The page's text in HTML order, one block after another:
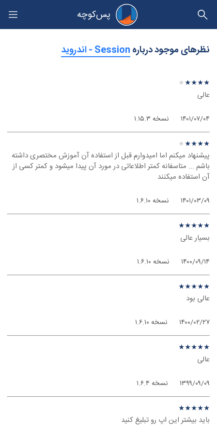
پس‌کوچه
حریم خصوصی
نظرهای موجود درباره‫Session - اندروید
نظر درباره ‫Session - اندروید
★★★★★
★
★
★
★
★
عالی
۱۴۰۱/۰۷/۰۴ نسخه ۱.۱۵.۳
نظر درباره ‫Session - اندروید
★★★★★
★
★
★
★
★
پیشنهاد میکنم اما امیدوارم قبل از استفاده آن آموزش مختصری داشته
باشم ... متاسفانه کمتر اطلاعاتی در مورد آن پیدا میشود و کمتر کسی از
آن استفاده میکنند
۱۴۰۱/۰۳/۰۹ نسخه ۱.۶.۱۰
نظر درباره ‫Session - اندروید
★★★★★
★
★
★
★
★
بسیار عالی
۱۴۰۰/۰۹/۱۴ نسخه ۱.۶.۱۰
نظر درباره ‫Session - اندروید
★★★★★
★
★
★
★
★
عالی بود
۱۴۰۰/۰۲/۲۷ نسخه ۱.۶.۱۰
نظر درباره ‫Session - اندروید
★★★★★
★
★
★
★
★
عالی
۱۳۹۹/۰۹/۰۹ نسخه ۱.۶.۴
نظر درباره ‫Session - اندروید
★★★★★
★
★
★
★
★
باید بیشتر این اپ رو تبلیغ کنید